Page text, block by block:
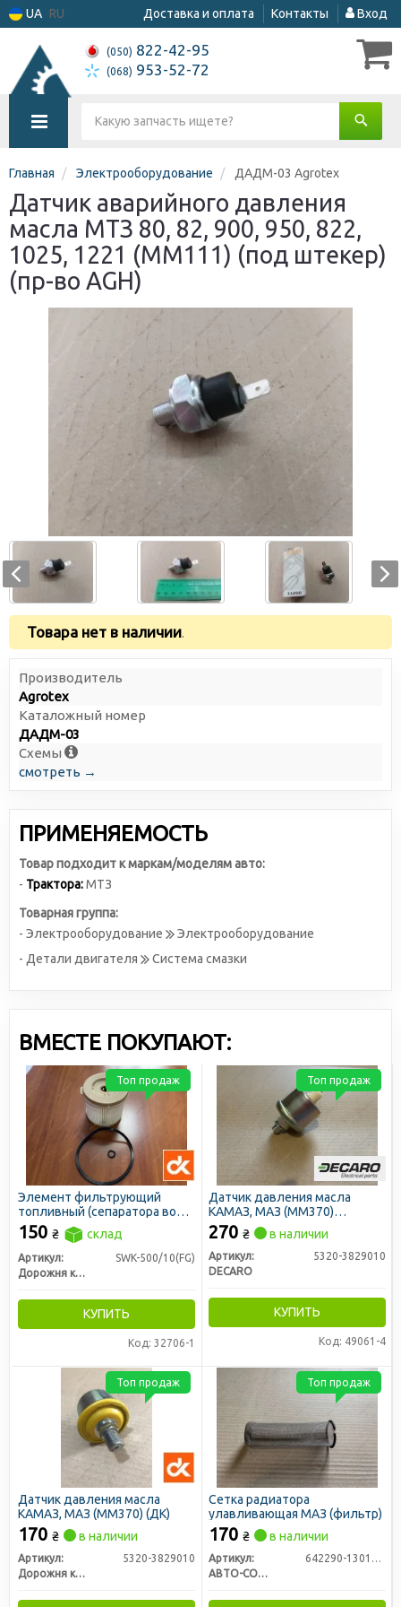
UA RU Доставка и оплата Контакты Вход
(050) 822-42-95
(068) 953-52-72
Главная Электрооборудование ДАДМ-03 Agrotex
Датчик аварийного давления
масла МТЗ 80, 82, 900, 950, 822,
1025, 1221 (ММ111) (под штекер)
(пр-во AGH)
Товара нет в наличии.
Производитель
Agrotex
Каталожный номер
ДАДМ-03
Схемы
смотреть →
ПРИМЕНЯЕМОСТЬ
Товар подходит к маркам/моделям авто:
- Трактора:МТЗ
Товарная группа:
- Электрооборудование
Электрооборудование
- Детали двигателя
Система смазки
ВМЕСТЕ ПОКУПАЮТ:
Элемент фильтрующий
топливный (сепаратора воды
500FG) DAF, MAN, KAMAZ (ДК)
150 ₴ склад
Артикул:
SWK-500/10(FG)
Дорожня карта
КУПИТЬ
Код: 32706-1
Топ продаж
Датчик давления масла
КАМАЗ, МАЗ (ММ370)
(DECARO)
270 ₴ в наличии
Артикул:
5320-3829010
DECARO
КУПИТЬ
Код: 49061-4
Топ продаж
Датчик давления масла
КАМАЗ, МАЗ (ММ370) (ДК)
170 ₴ в наличии
Артикул:
5320-3829010
Дорожня карта
Топ продаж
Сетка радиатора
улавливающая МАЗ (фильтр)
170 ₴ в наличии
Артикул:
642290-1301010-55
АВТО-СОЮЗ 88
Топ продаж